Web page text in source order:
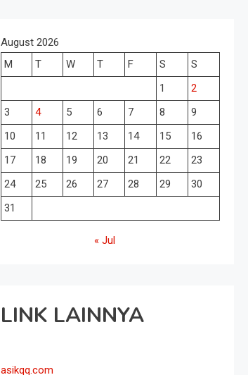
August 2026
M
T W T F S
S
1
2
3
4 5 6 7 8
9
10
11 12 13 14 15
16
17
18 19 20 21 22
23
24
25 26 27 28 29
30
31
« Jul
LINK LAINNYA
asikqq.com